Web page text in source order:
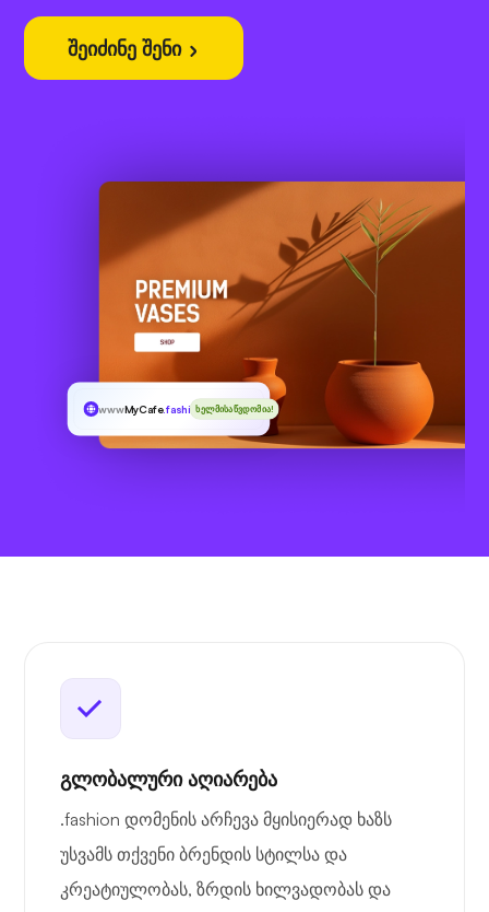
შეიძინე შენი
wwwMyCafe.fashionხელმისაწვდომია!
გლობალური აღიარება
.fashion დომენის არჩევა მყისიერად ხაზს
უსვამს თქვენი ბრენდის სტილსა და
კრეატიულობას, ზრდის ხილვადობას და